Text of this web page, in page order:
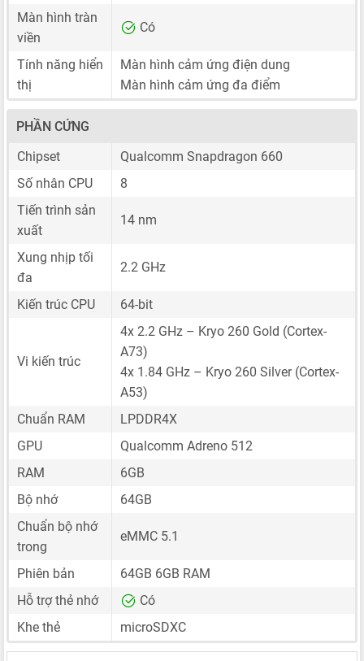
Màn hình tràn
viền
Có
Tính năng hiển
thị
Màn hình cảm ứng điện dung
Màn hình cảm ứng đa điểm
PHẦN CỨNG
Chipset
Qualcomm Snapdragon 660
Số nhân CPU
8
Tiến trình sản
xuất
14 nm
Xung nhịp tối
đa
2.2 GHz
Kiến trúc CPU 64-bit
Vi kiến trúc
4x 2.2 GHz – Kryo 260 Gold (Cortex-
A73)
4x 1.84 GHz – Kryo 260 Silver (Cortex-
A53)
Chuẩn RAM
LPDDR4X
GPU
Qualcomm Adreno 512
RAM
6GB
Bộ nhớ
64GB
Chuẩn bộ nhớ
trong
eMMC 5.1
Phiên bản
64GB 6GB RAM
Hỗ trợ thẻ nhớ
Có
Khe thẻ
microSDXC